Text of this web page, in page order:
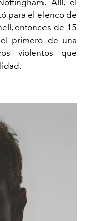
Allí, el
para el elenco de
entonces de 15
primero de una
violentos que